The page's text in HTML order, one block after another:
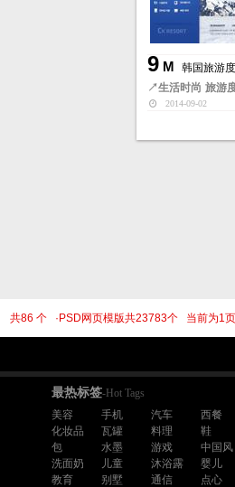
9M
韩国旅游
↗生活时尚 旅游
2014-09-02
共86 个 ·PSD网页模版共23783个 当前为
最热标签-Hot Tags
美容
手机 汽车
西餐
化妆品
瓦罐 料理
鞋
包
水墨 游戏
中国风
洗面奶
儿童 沐浴露
婴儿
教育
别墅 通信
点心